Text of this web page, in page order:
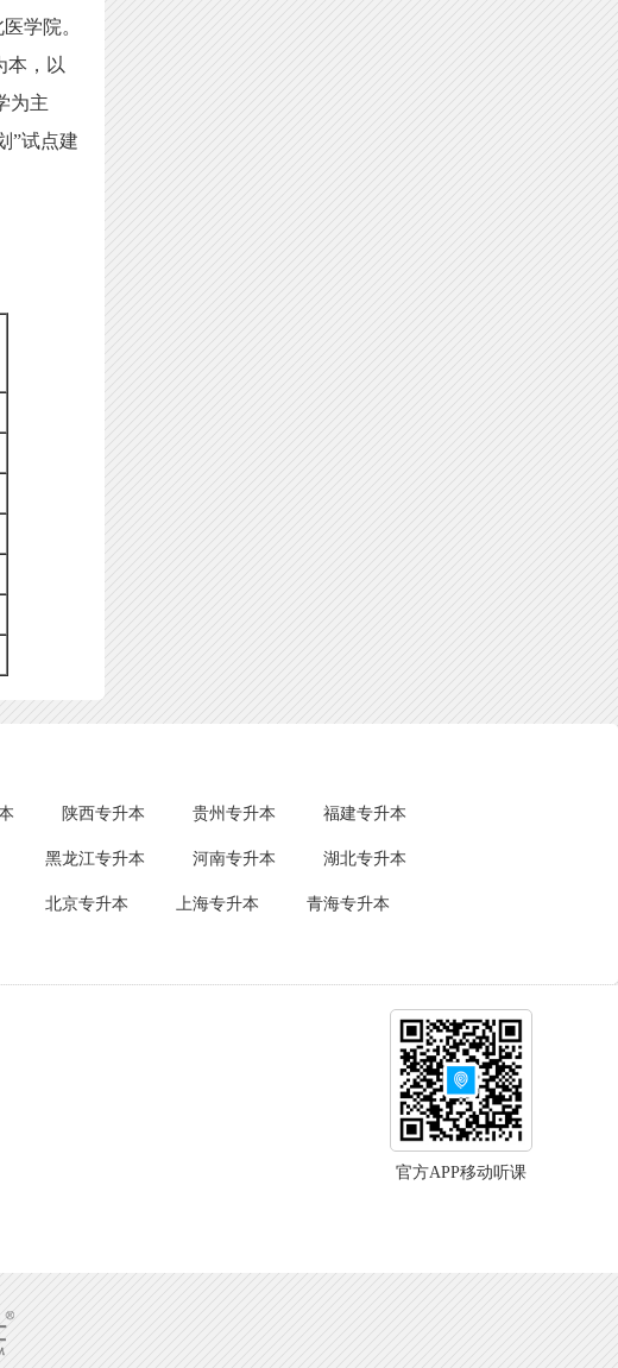
学院。
本，以
为主
”试点建
陕西专升本 贵州专升本 福建专升本
黑龙江专升本 河南专升本 湖北专升本
北京专升本 上海专升本 青海专升本
官方APP移动听课